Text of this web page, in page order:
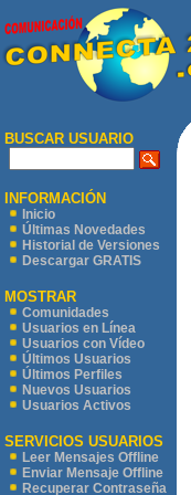
BUSCAR USUARIO
INFORMACIÓN
Inicio
Últimas Novedades
Historial de Versiones
Descargar GRATIS
MOSTRAR
Comunidades
Usuarios en Línea
Usuarios con Vídeo
Últimos Usuarios
Últimos Perfiles
Nuevos Usuarios
Usuarios Activos
SERVICIOS USUARIOS
Leer Mensajes Offline
Enviar Mensaje Offline
Recuperar Contraseña